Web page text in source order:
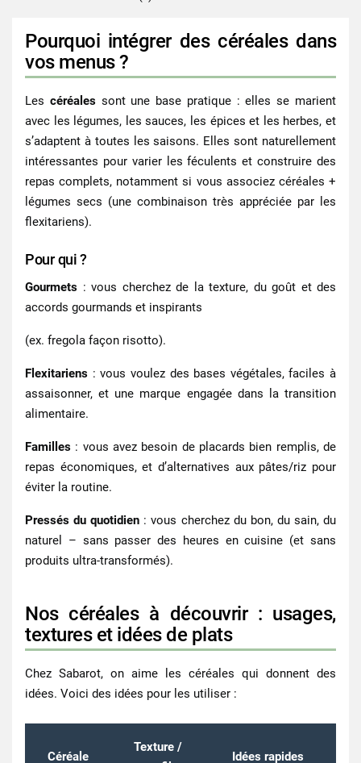
Pourquoi intégrer des céréales dans
vos menus ?
Les céréalessont une base pratique : elles se marient
avec les légumes, les sauces, les épices et les herbes, et
s’adaptent à toutes les saisons. Elles sont naturellement
intéressantes pour varier les féculents et construire des
repas complets, notamment si vous associez céréales +
légumes secs (une combinaison très appréciée par les
flexitariens).
Pour qui ?
Gourmets : vous cherchez de la texture, du goût et des
accords gourmands et inspirants
(ex. fregola façon risotto).
Flexitariens : vous voulez des bases végétales, faciles à
assaisonner, et une marque engagée dans la transition
alimentaire.
Familles : vous avez besoin de placards bien remplis, de
repas économiques, et d’alternatives aux pâtes/riz pour
éviter la routine.
Pressés du quotidien : vous cherchez du bon, du sain, du
naturel – sans passer des heures en cuisine (et sans
produits ultra-transformés).
Nos céréales à découvrir : usages,
textures et idées de plats
Chez Sabarot, on aime les céréales qui donnent des
idées. Voici des idées pour les utiliser :
Céréale
Texture /
Idées rapides